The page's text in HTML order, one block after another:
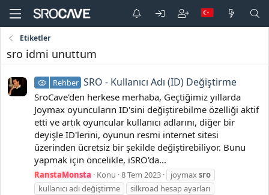
Etiketler
sro idmi unuttum
Rehber SRO - Kullanıcı Adı (ID) Değiştirme
SroCave'den herkese merhaba, Geçtiğimiz yıllarda
Joymax oyuncuların ID'sini değiştirebilme özelliği aktif
etti ve artık oyuncular kullanıcı adlarını, diğer bir
deyişle ID'lerini, oyunun resmi internet sitesi
üzerinden ücretsiz bir şekilde değiştirebiliyor. Bunu
yapmak için öncelikle, iSRO'da...
RanstaMonsta Konu 8 Tem 2023 joymaxsro
kullanıcı adı değiştirme
silkroad hesap ayarları